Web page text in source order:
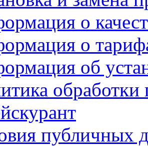
о
о
об
публичных